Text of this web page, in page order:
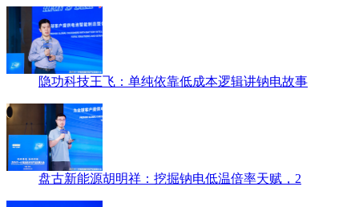
隐功科技王飞：单纯依靠低成本逻辑讲钠电故事
盘古新能源胡明祥：挖掘钠电低温倍率天赋，2